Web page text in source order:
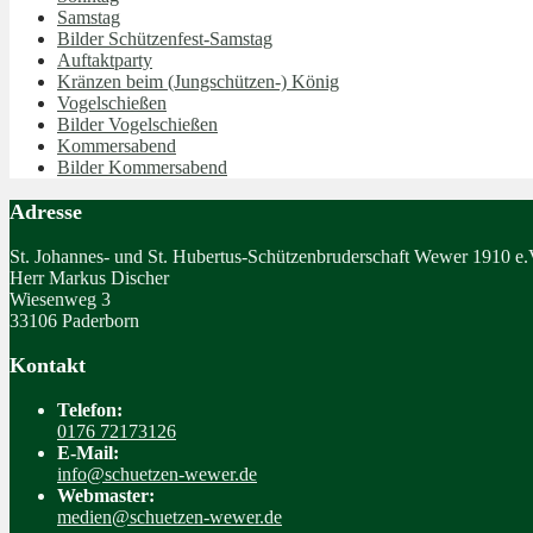
Samstag
Bilder Schützenfest-Samstag
Auftaktparty
Kränzen beim (Jungschützen-) König
Vogelschießen
Bilder Vogelschießen
Kommersabend
Bilder Kommersabend
Adresse
St. Johannes- und St. Hubertus-Schützenbruderschaft Wewer 1910
Herr Markus Discher
Wiesenweg 3
33106 Paderborn
Kontakt
Telefon:
0176 72173126
E-Mail:
info@schuetzen-wewer.de
Webmaster:
medien@schuetzen-wewer.de